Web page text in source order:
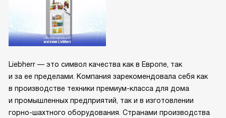
Liebherr — это символ качества как в Европе, так
и за ее пределами. Компания зарекомендовала себя как
в производстве техники премиум-класса для дома
и промышленных предприятий, так и в изготовлении
горно-шахтного оборудования. Странами производства